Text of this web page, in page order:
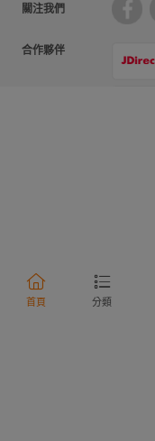
首頁 分類
關注我們
合作夥伴